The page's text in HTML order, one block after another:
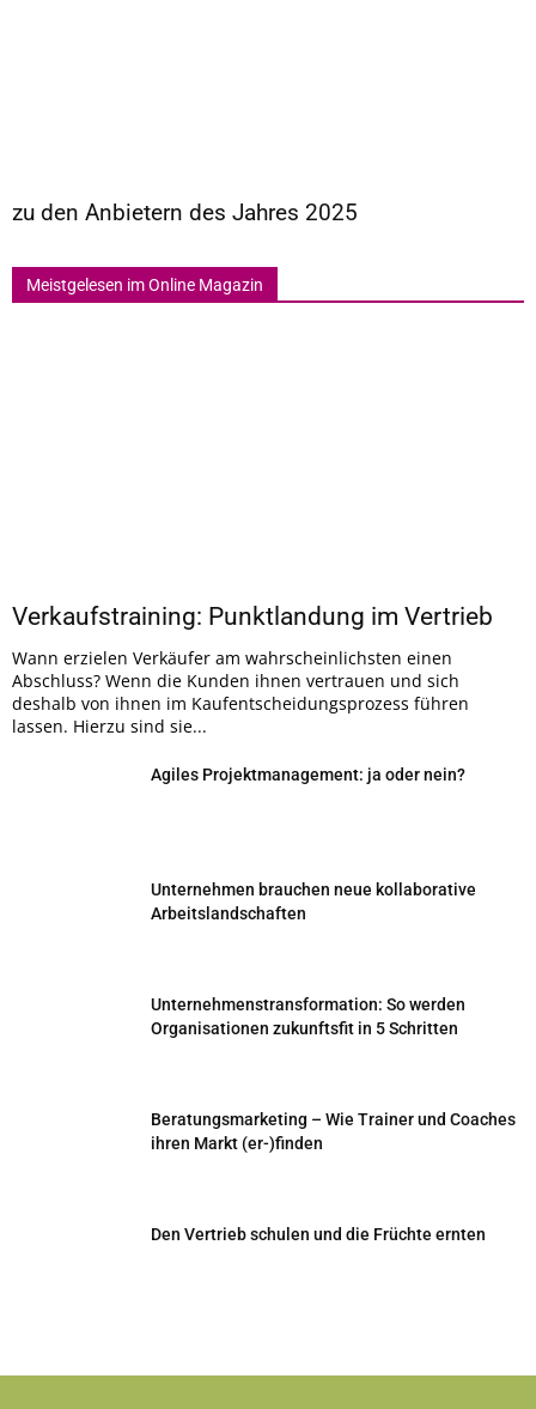
zu den Anbietern des Jahres 2025
Meistgelesen im Online Magazin
Verkaufstraining: Punktlandung im Vertrieb
Wann erzielen Verkäufer am wahrscheinlichsten einen
Abschluss? Wenn die Kunden ihnen vertrauen und sich
deshalb von ihnen im Kaufentscheidungsprozess führen
lassen. Hierzu sind sie...
Agiles Projektmanagement: ja oder nein?
Unternehmen brauchen neue kollaborative
Arbeitslandschaften
Unternehmenstransformation: So werden
Organisationen zukunftsfit in 5 Schritten
Beratungsmarketing – Wie Trainer und Coaches
ihren Markt (er-)finden
Den Vertrieb schulen und die Früchte ernten